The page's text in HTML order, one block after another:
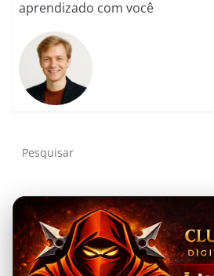
aprendizado com você